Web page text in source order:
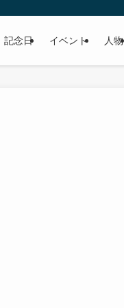
記念日 イベント 人物